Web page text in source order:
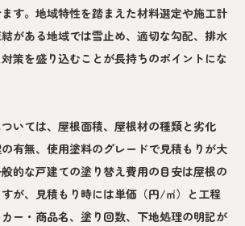
す。地域特性を踏まえた材料選定や施工計
がある地域では雪止め、適切な勾配、排水
策を盛り込むことが長持ちのポイントにな
いては、屋根面積、屋根材の種類と劣化
有無、使用塗料のグレードで見積もりが大
的な戸建ての塗り替え費用の目安は屋根の
が、見積もり時には単価（円/㎡）と工程
ー・商品名、塗り回数、下地処理の明記が